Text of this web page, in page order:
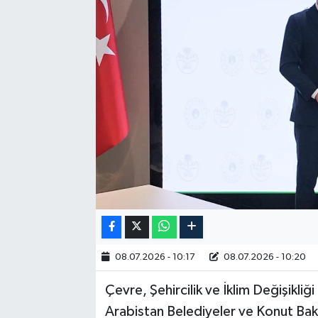
08.07.2026 - 10:17 08.07.2026 - 10:20
Çevre, Şehircilik ve İklim
Arabistan Belediyeler ve Konut